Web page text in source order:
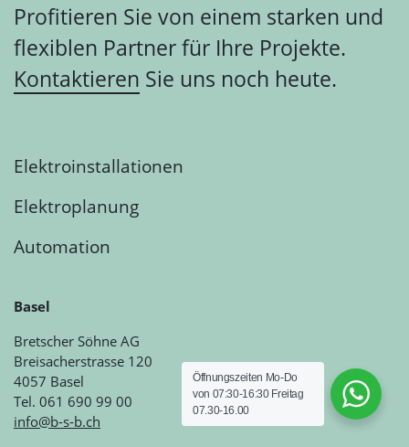
Profitieren Sie von einem starken und
flexiblen Partner für Ihre Projekte.
Kontaktieren Sie uns noch heute.
Elektroinstallationen
Elektroplanung
Automation
Basel
Bretscher Söhne AG
Breisacherstrasse 120
4057 Basel
Tel. 061 690 99 00
info@b-s-b.ch
Öffnungszeiten Mo-Do
von 07:30-16:30 Freitag
07.30-16.00